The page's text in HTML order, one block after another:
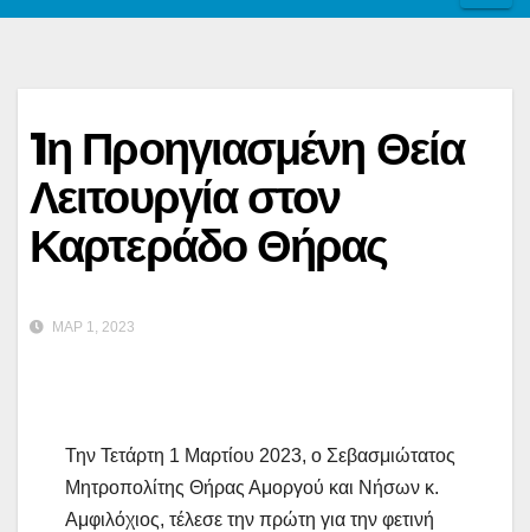
1η Προηγιασμένη Θεία
Λειτουργία στον
Καρτεράδο Θήρας
ΜΑΡ 1, 2023
Την Τετάρτη 1 Μαρτίου 2023, ο Σεβασμιώτατος
Μητροπολίτης Θήρας Αμοργού και Νήσων κ.
Αμφιλόχιος, τέλεσε την πρώτη για την φετινή